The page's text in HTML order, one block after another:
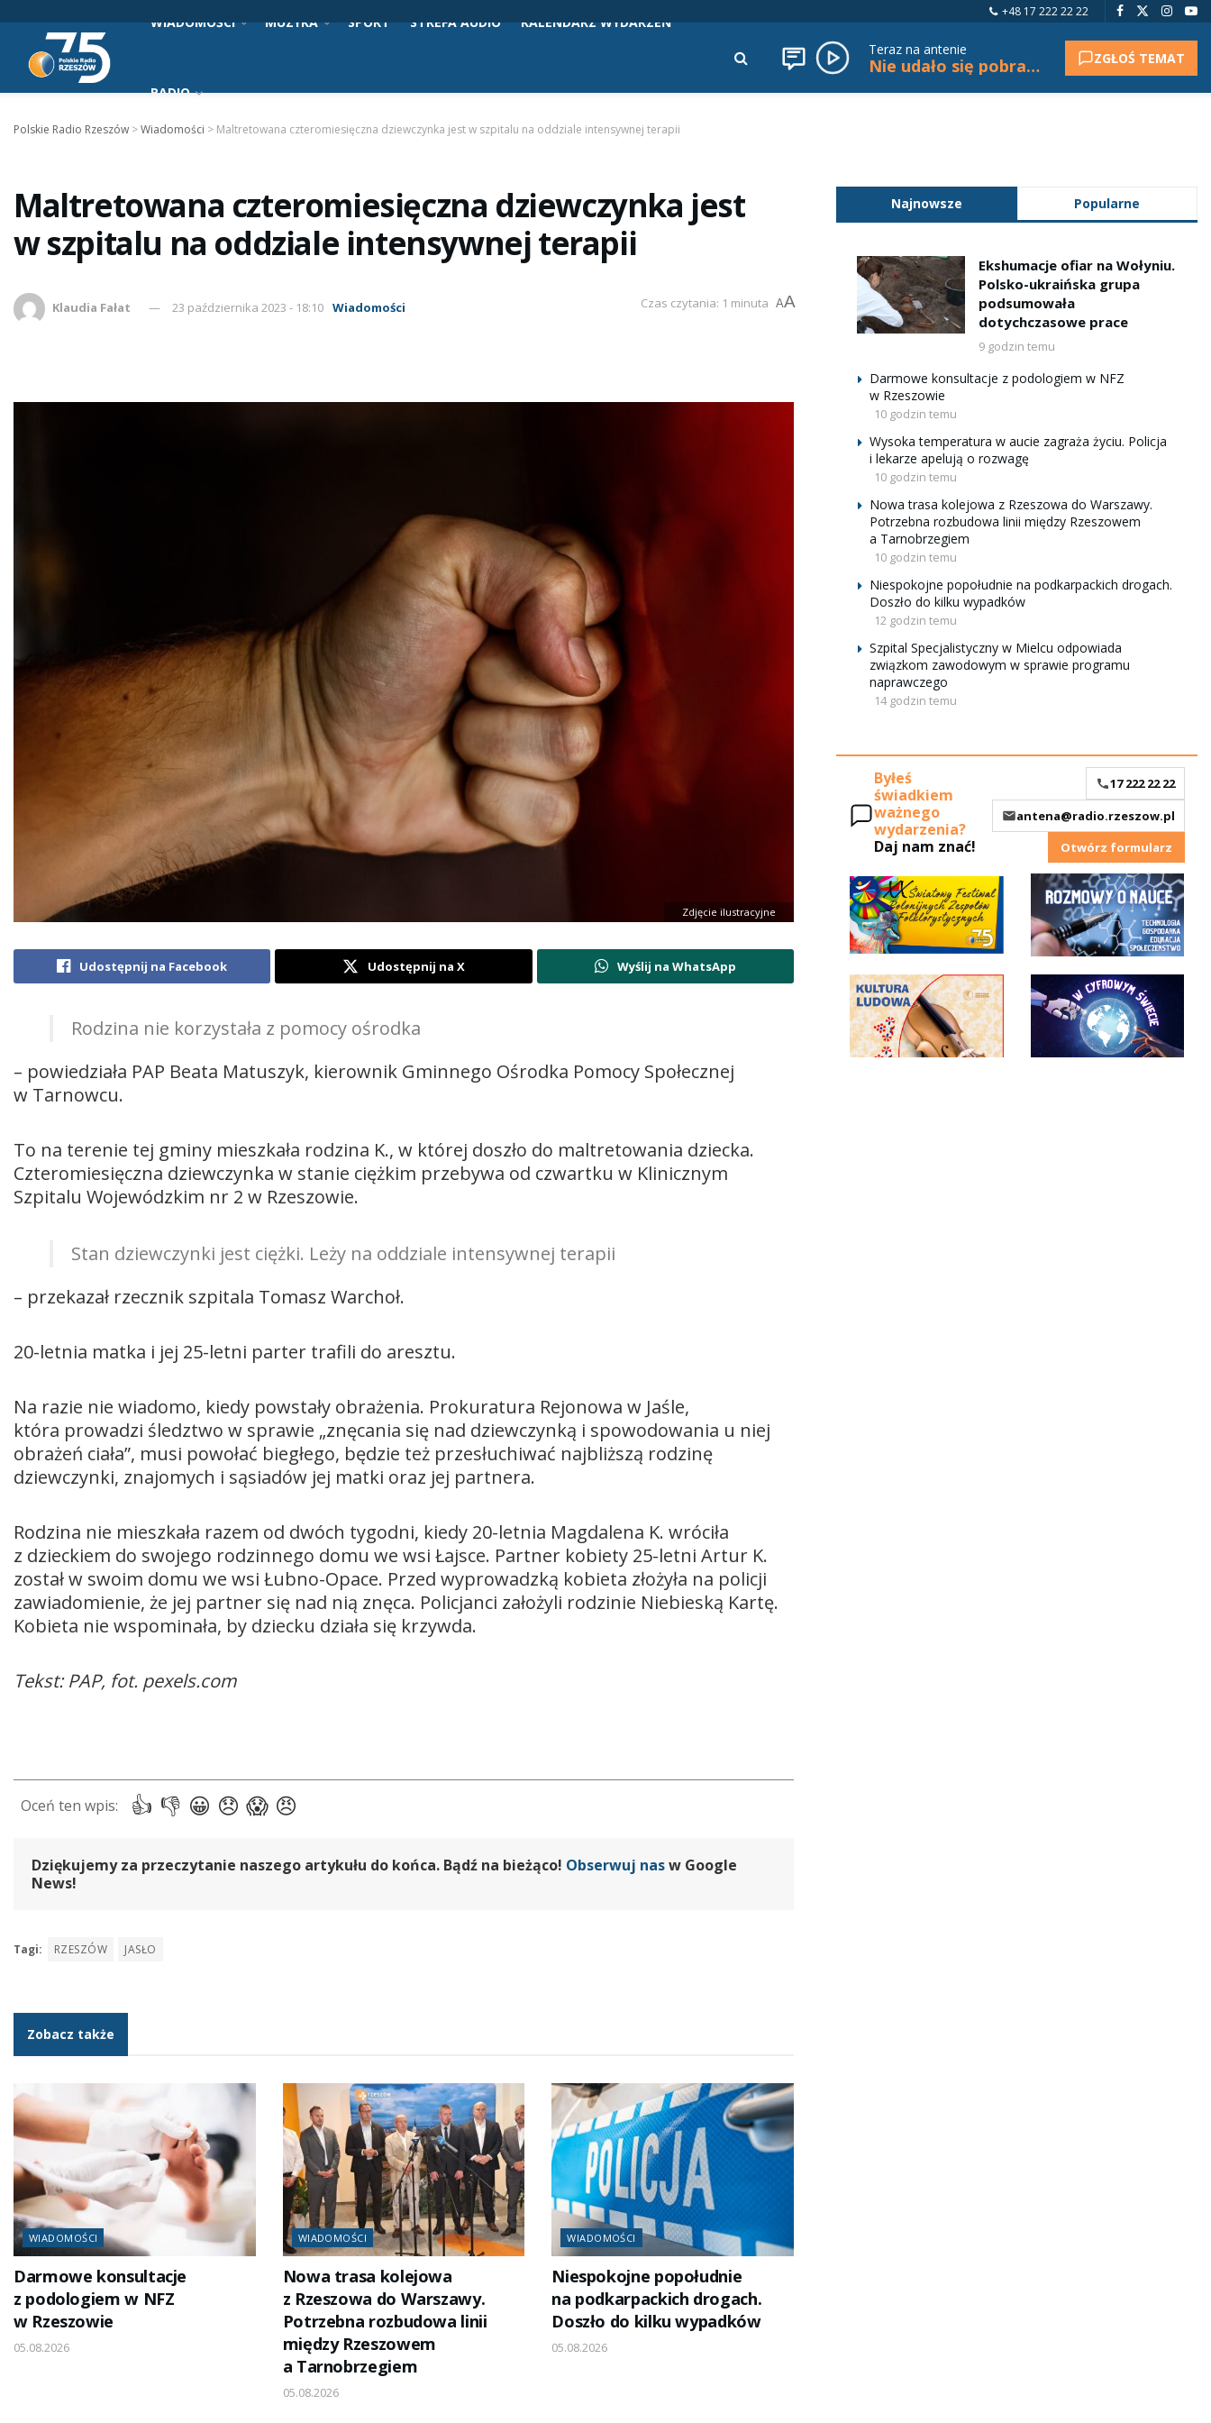
+48 17 222 22 22
WIADOMOŚCI MUZYKA SPORT STREFA AUDIO KALENDARZ WYDARZEŃ
RADIO
Teraz na antenie
Nie udało się pobrać tytułu. ZGŁOŚ TEMAT
Polskie Radio Rzeszów >Wiadomości > Maltretowana czteromiesięczna dziewczynka jest w szpitalu na oddziale intensywnej terapii
Maltretowana czteromiesięczna dziewczynka jest
w szpitalu na oddziale intensywnej terapii
Klaudia Fałat 23 października 2023 - 18:10 Wiadomości Czas czytania: 1 minuta AA
Zdjęcie ilustracyjne
Udostępnij na Facebook Udostępnij na X Wyślij na WhatsApp
Rodzina nie korzystała z pomocy ośrodka
– powiedziała PAP Beata Matuszyk, kierownik Gminnego Ośrodka Pomocy Społecznej
w Tarnowcu.
To na terenie tej gminy mieszkała rodzina K., w której doszło do maltretowania dziecka.
Czteromiesięczna dziewczynka w stanie ciężkim przebywa od czwartku w Klinicznym
Szpitalu Wojewódzkim nr 2 w Rzeszowie.
Stan dziewczynki jest ciężki. Leży na oddziale intensywnej terapii
– przekazał rzecznik szpitala Tomasz Warchoł.
20-letnia matka i jej 25-letni parter trafili do aresztu.
Na razie nie wiadomo, kiedy powstały obrażenia. Prokuratura Rejonowa w Jaśle,
która prowadzi śledztwo w sprawie „znęcania się nad dziewczynką i spowodowania u niej
obrażeń ciała”, musi powołać biegłego, będzie też przesłuchiwać najbliższą rodzinę
dziewczynki, znajomych i sąsiadów jej matki oraz jej partnera.
Rodzina nie mieszkała razem od dwóch tygodni, kiedy 20-letnia Magdalena K. wróciła
z dzieckiem do swojego rodzinnego domu we wsi Łajsce. Partner kobiety 25-letni Artur K.
został w swoim domu we wsi Łubno-Opace. Przed wyprowadzką kobieta złożyła na policji
zawiadomienie, że jej partner się nad nią znęca. Policjanci założyli rodzinie Niebieską Kartę.
Kobieta nie wspominała, by dziecku działa się krzywda.
Tekst: PAP, fot. pexels.com
Dziękujemy za przeczytanie naszego artykułu do końca. Bądź na bieżąco! Obserwuj nasw Google
News!
Tagi: RZESZÓW JASŁO
Zobacz także
WIADOMOŚCI
Darmowe konsultacje
z podologiem w NFZ
w Rzeszowie
05.08.2026
WIADOMOŚCI
Nowa trasa kolejowa
z Rzeszowa do Warszawy.
Potrzebna rozbudowa linii
między Rzeszowem
a Tarnobrzegiem
05.08.2026
WIADOMOŚCI
Niespokojne popołudnie
na podkarpackich drogach.
Doszło do kilku wypadków
05.08.2026
Najnowsze Popularne
Ekshumacje ofiar na Wołyniu.
Polsko-ukraińska grupa
podsumowała
dotychczasowe prace
9 godzin temu
Darmowe konsultacje z podologiem w NFZ
w Rzeszowie
10 godzin temu
Wysoka temperatura w aucie zagraża życiu. Policja
i lekarze apelują o rozwagę
10 godzin temu
Nowa trasa kolejowa z Rzeszowa do Warszawy.
Potrzebna rozbudowa linii między Rzeszowem
a Tarnobrzegiem
10 godzin temu
Niespokojne popołudnie na podkarpackich drogach.
Doszło do kilku wypadków
12 godzin temu
Szpital Specjalistyczny w Mielcu odpowiada
związkom zawodowym w sprawie programu
naprawczego
14 godzin temu
Byłeś
świadkiem
ważnego
wydarzenia?
Daj nam znać!
17 222 22 22
antena@radio.rzeszow.pl
Otwórz formularz